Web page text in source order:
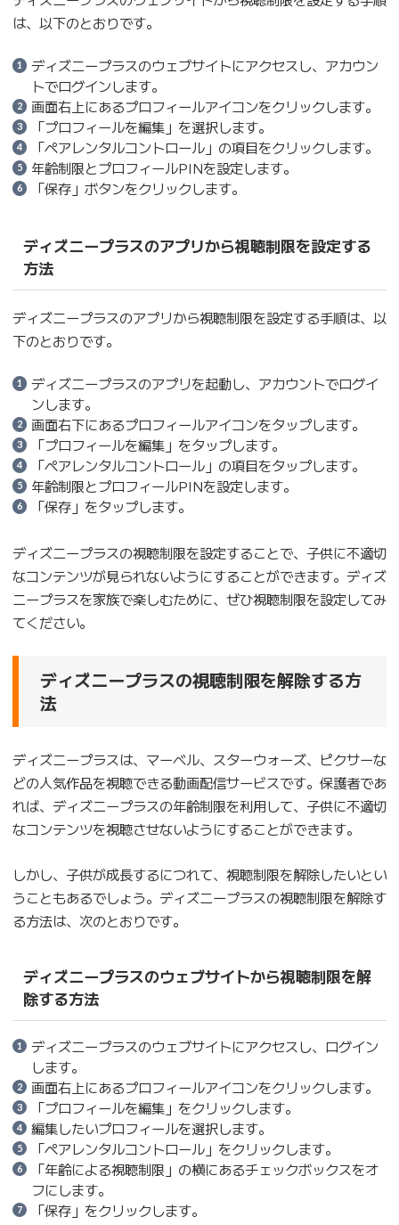
は、以下のとおりです。
ディズニープラスのウェブサイトにアクセスし、アカウン
トでログインします。
画面右上にあるプロフィールアイコンをクリックします。
「プロフィールを編集」を選択します。
「ペアレンタルコントロール」の項目をクリックします。
年齢制限とプロフィールPINを設定します。
「保存」ボタンをクリックします。
ディズニープラスのアプリから視聴制限を設定する
方法
ディズニープラスのアプリから視聴制限を設定する手順は、以
下のとおりです。
ディズニープラスのアプリを起動し、アカウントでログイ
ンします。
画面右下にあるプロフィールアイコンをタップします。
「プロフィールを編集」をタップします。
「ペアレンタルコントロール」の項目をタップします。
年齢制限とプロフィールPINを設定します。
「保存」をタップします。
ディズニープラスの視聴制限を設定することで、子供に不適切
なコンテンツが見られないようにすることができます。ディズ
ニープラスを家族で楽しむために、ぜひ視聴制限を設定してみ
てください。
ディズニープラスの視聴制限を解除する方
法
ディズニープラスは、マーベル、スターウォーズ、ピクサーな
どの人気作品を視聴できる動画配信サービスです。保護者であ
れば、ディズニープラスの年齢制限を利用して、子供に不適切
なコンテンツを視聴させないようにすることができます。
しかし、子供が成長するにつれて、視聴制限を解除したいとい
うこともあるでしょう。ディズニープラスの視聴制限を解除す
る方法は、次のとおりです。
ディズニープラスのウェブサイトから視聴制限を解
除する方法
ディズニープラスのウェブサイトにアクセスし、ログイン
します。
画面右上にあるプロフィールアイコンをクリックします。
「プロフィールを編集」をクリックします。
編集したいプロフィールを選択します。
「ペアレンタルコントロール」をクリックします。
「年齢による視聴制限」の横にあるチェックボックスをオ
フにします。
「保存」をクリックします。